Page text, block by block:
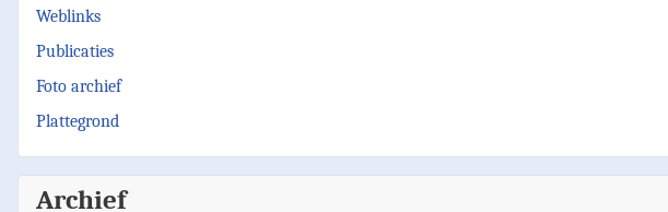
Weblinks
Publicaties
Foto archief
Plattegrond
Archief